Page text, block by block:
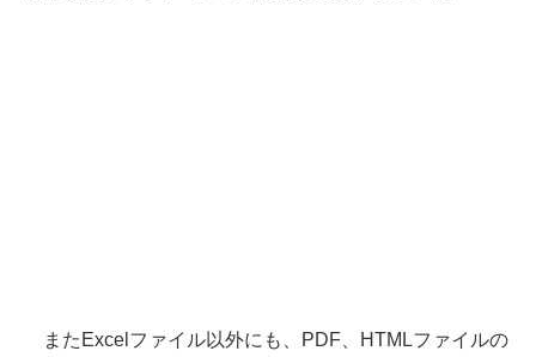
またExcelファイル以外にも、PDF、HTMLファイルの